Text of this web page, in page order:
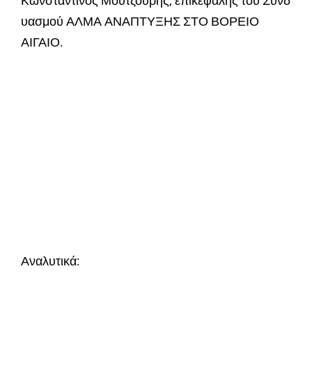
υασμού ΑΛΜΑ ΑΝΑΠΤΥΞΗΣ ΣΤΟ ΒΟΡΕΙΟ
ΑΙΓΑΙΟ.
Αναλυτικά: